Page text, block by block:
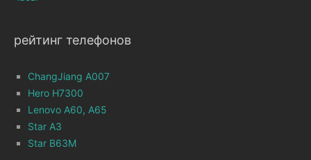
рейтинг телефонов
ChangJiang A007
Hero H7300
Lenovo A60, A65
Star A3
Star B63M